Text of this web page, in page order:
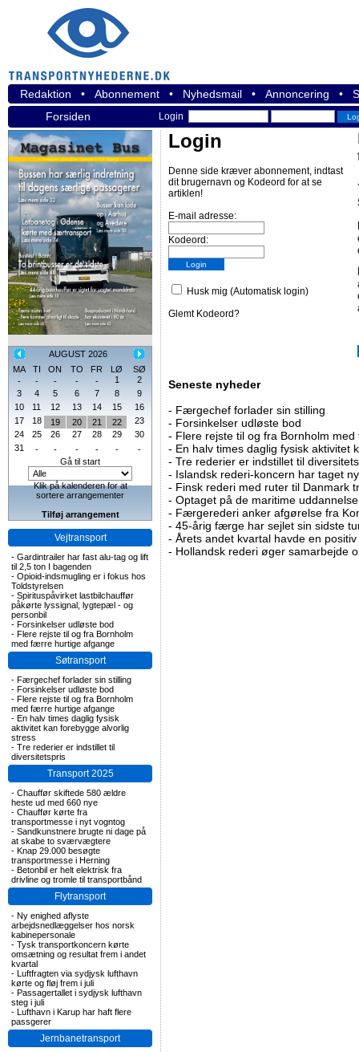
Redaktion • Abonnement • Nyhedsmail • Annoncering •
Forsiden
Login
AUGUST 2026
MA
TI ON TO FR LØ
SØ
-
- - - - 1
2
3
4 5 6 7 8
9
10
11 12 13 14 15
16
17
18 19 20 21 22
23
24
25 26 27 28 29
30
31
- - - - -
-
Gå til start
Klik på kalenderen for at
sortere arrangementer
Tilføj arrangement
Vejtransport
- Gardintrailer har fast alu-tag og lift
til 2,5 ton I bagenden
- Opioid-indsmugling er i fokus hos
Toldstyrelsen
- Spirituspåvirket lastbilchauffør
påkørte lyssignal, lygtepæl - og
personbil
- Forsinkelser udløste bod
- Flere rejste til og fra Bornholm
med færre hurtige afgange
Søtransport
- Færgechef forlader sin stilling
- Forsinkelser udløste bod
- Flere rejste til og fra Bornholm
med færre hurtige afgange
- En halv times daglig fysisk
aktivitet kan forebygge alvorlig
stress
- Tre rederier er indstillet til
diversitetspris
Transport 2025
- Chauffør skiftede 580 ældre
heste ud med 660 nye
- Chauffør kørte fra
transportmesse i nyt vogntog
- Sandkunstnere brugte ni dage på
at skabe to sværvægtere
- Knap 29.000 besøgte
transportmesse i Herning
- Betonbil er helt elektrisk fra
drivline og tromle til transportbånd
Flytransport
- Ny enighed aflyste
arbejdsnedlæggelser hos norsk
kabinepersonale
- Tysk transportkoncern kørte
omsætning og resultat frem i andet
kvartal
- Luftfragten via sydjysk lufthavn
kørte og fløj frem i juli
- Passagertallet i sydjysk lufthavn
steg i juli
- Lufthavn i Karup har haft flere
passgerer
Jernbanetransport
Login
Denne side kræver abonnement, indtast
dit brugernavn og Kodeord for at se
artiklen!
E-mail adresse:
Kodeord:
Husk mig (Automatisk login)
Glemt Kodeord?
Seneste nyheder
- Færgechef forlader sin stilling
- Forsinkelser udløste bod
- Flere rejste til og fra Bornholm
- En halv times daglig fysisk aktivitet
- Tre rederier er indstillet til
- Islandsk rederi-koncern har taget
- Finsk rederi med ruter til Danmark
- Optaget på de maritime
- Færgerederi anker afgørelse fra
- 45-årig færge har sejlet sin sidste
- Årets andet kvartal havde en
- Hollandsk rederi øger samarbejde